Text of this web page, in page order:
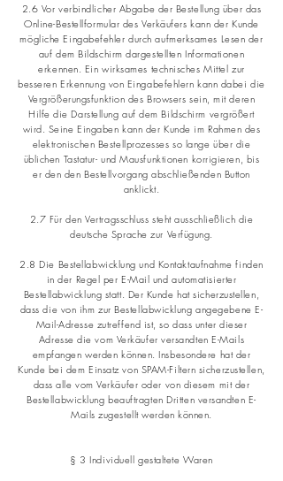
2.6 Vor verbindlicher Abgabe der Bestellung über das
Online-Bestellformular des Verkäufers kann der Kunde
mögliche Eingabefehler durch aufmerksames Lesen der
auf dem Bildschirm dargestellten Informationen
erkennen. Ein wirksames technisches Mittel zur
besseren Erkennung von Eingabefehlern kann dabei die
Vergrößerungsfunktion des Browsers sein, mit deren
Hilfe die Darstellung auf dem Bildschirm vergrößert
wird. Seine Eingaben kann der Kunde im Rahmen des
elektronischen Bestellprozesses so lange über die
üblichen Tastatur- und Mausfunktionen korrigieren, bis
er den den Bestellvorgang abschließenden Button
anklickt.
2.7 Für den Vertragsschluss steht ausschließlich die
deutsche Sprache zur Verfügung.
2.8 Die Bestellabwicklung und Kontaktaufnahme finden
in der Regel per E-Mail und automatisierter
Bestellabwicklung statt. Der Kunde hat sicherzustellen,
dass die von ihm zur Bestellabwicklung angegebene E-
Mail-Adresse zutreffend ist, so dass unter dieser
Adresse die vom Verkäufer versandten E-Mails
empfangen werden können. Insbesondere hat der
Kunde bei dem Einsatz von SPAM-Filtern sicherzustellen,
dass alle vom Verkäufer oder von diesem mit der
Bestellabwicklung beauftragten Dritten versandten E-
Mails zugestellt werden können.
§ 3 Individuell gestaltete Waren